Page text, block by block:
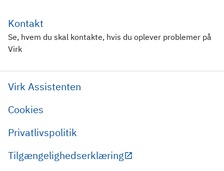
Kontakt
Se, hvem du skal kontakte, hvis du oplever problemer på
Virk
Virk Assistenten
Cookies
Privatlivspolitik
Tilgængelighedserklæring